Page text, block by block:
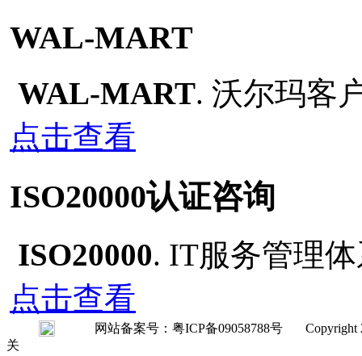
WAL-MART
WAL-MART. 沃尔玛客
点击查看
ISO20000认证咨询
ISO20000. IT服务管理
点击查看
网站备案号：粤ICP备09058788号 Copyright
关